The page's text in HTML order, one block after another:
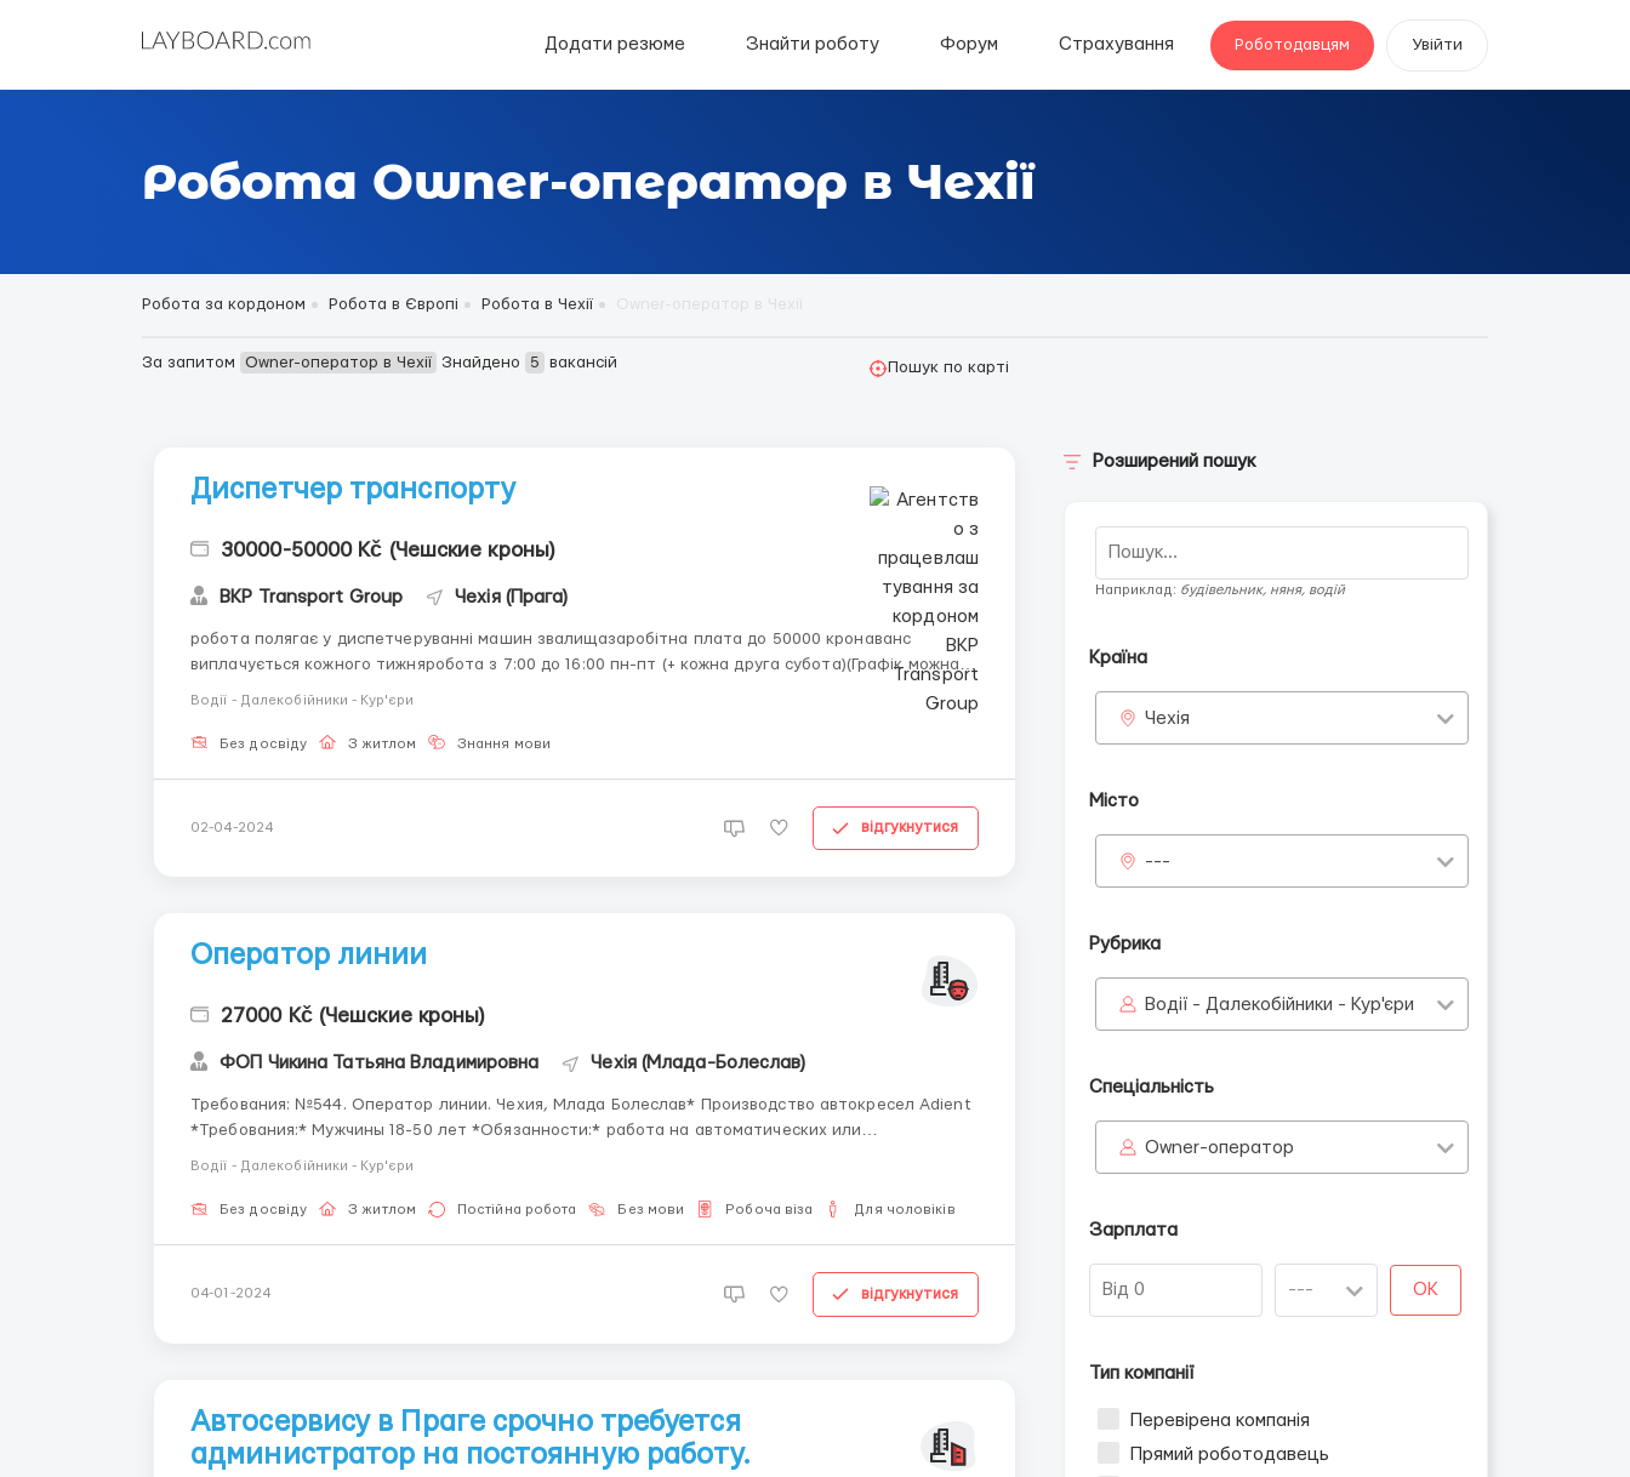
Додати резюме Знайти роботу Форум Страхування Роботодавцям Увійти
Робота Owner-оператор в Чехії
Робота за кордоном Робота в Європі Робота в Чехії
За запитом Owner-оператор в Чехії Знайдено 5 вакансій Пошук по карті
Диспетчер транспорту
30000-50000 Kč (Чешские кроны)
BKP Transport Group Чехія (Прага)
робота полягає у диспетчеруванні машин звалищазаробітна плата до 50000 кронаванс
виплачується кожного тижняробота з 7:00 до 16:00 пн-пт (+ кожна друга субота)(Графік можна
Водії - Далекобійники - Кур'єри
Без досвіду З житлом Знання мови
02-04-2024 відгукнутися
Оператор линии
27000 Kč (Чешские кроны)
ФОП Чикина Татьяна Владимировна Чехія (Млада-Болеслав)
Требования: №544. Оператор линии. Чехия, Млада Болеслав* Производство автокресел Adient
*Требования:* Мужчины 18-50 лет *Обязанности:* работа на автоматических или
полуавтоматических сборочных линиях сбор металлических каркасов сидений для автомобиля
Водії - Далекобійники - Кур'єри
Без досвіду З житлом Постійна робота Без мови Робоча віза Для чоловіків
04-01-2024 відгукнутися
Автосервису в Праге срочно требуется
администратор на постоянную работу.
Розширений пошук
Наприклад: будівельник, няня, водій
Країна
Чехія
Місто
---
Рубрика
Водії - Далекобійники - Кур'єри
Спеціальність
Owner-оператор
Зарплата
OK
Тип компанії
Перевірена компанія
Прямий роботодавець